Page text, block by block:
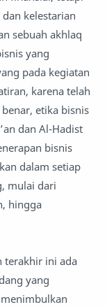
kelestarian
sebuah akhlaq
yang
pada kegiatan
karena telah
etika bisnis
dan Al-Hadist
bisnis
dalam setiap
mulai dari
hingga
terakhir ini ada
yang